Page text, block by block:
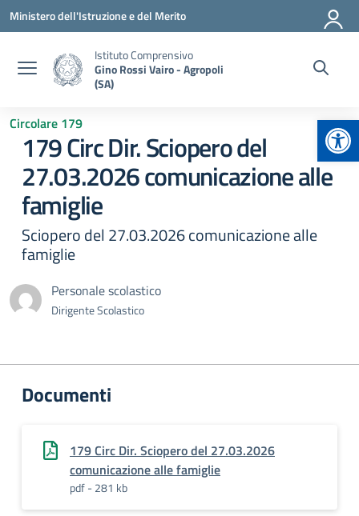
Vai ai contenuti
Vai al menu di navigazione
Vai al footer
Ministero dell'Istruzione e del Merito
Istituto Comprensivo
Gino Rossi Vairo - Agropoli
(SA)
Circolare 179
179 Circ Dir. Sciopero del
27.03.2026 comunicazione alle
famiglie
Sciopero del 27.03.2026 comunicazione alle
famiglie
Personale scolastico
Dirigente Scolastico
Documenti
179 Circ Dir. Sciopero del 27.03.2026
comunicazione alle famiglie
pdf - 281 kb